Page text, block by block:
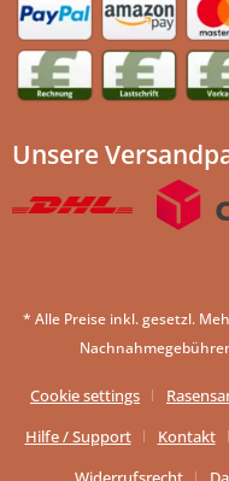
Unsere
* Alle Preise inkl. gesetzl.
Cookie settings
Hilfe / Support
Kontakt